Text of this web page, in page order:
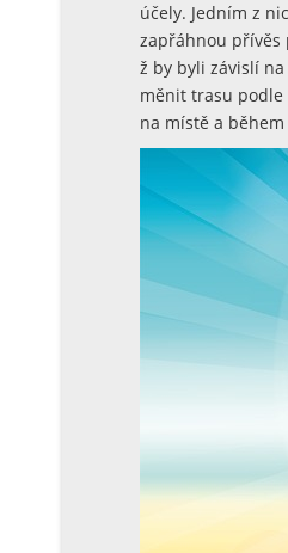
účely. Jedním z
zapřáhnou přívěs
ž by byli závislí
měnit trasu podle
na místě a